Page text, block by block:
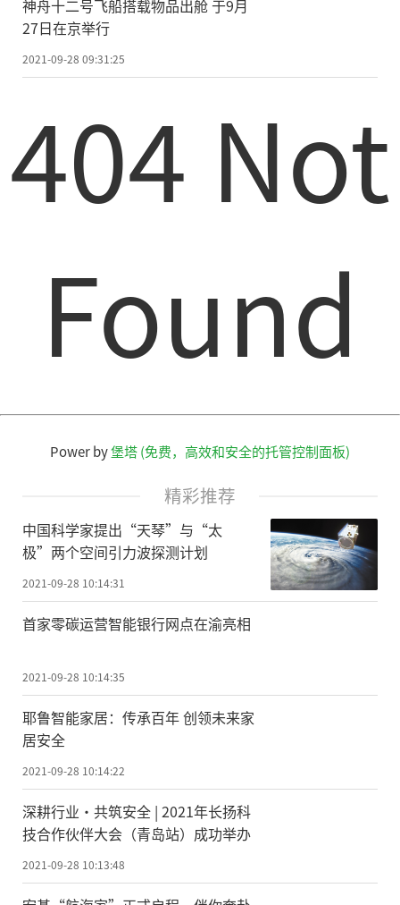
神舟十二号飞船搭载物品出舱 于9月
27日在京举行
2021-09-28 09:31:25
404 Not
Found
Power by堡塔 (免费，高效和安全的托管控制面板)
精彩推荐
中国科学家提出“天琴”与“太
极”两个空间引力波探测计划
2021-09-28 10:14:31
首家零碳运营智能银行网点在渝亮相
2021-09-28 10:14:35
耶鲁智能家居：传承百年 创领未来家
居安全
2021-09-28 10:14:22
深耕行业·共筑安全 | 2021年长扬科
技合作伙伴大会（青岛站）成功举办
2021-09-28 10:13:48